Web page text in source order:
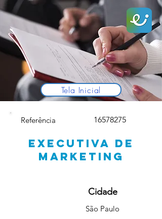
Tela Inicial
Referência 16578275
EXECUTIVA DE
MARKETING
Cidade
São Paulo